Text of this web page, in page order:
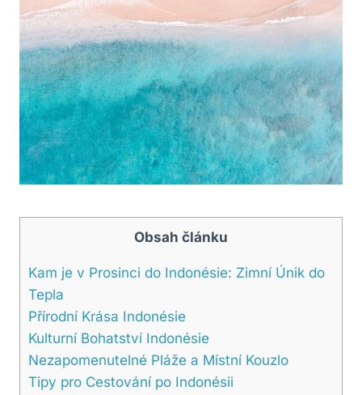
Obsah článku
Kam je v Prosinci do Indonésie: Zimní Únik do
Tepla
Přírodní Krása Indonésie
Kulturní Bohatství Indonésie
Nezapomenutelné Pláže a Místní Kouzlo
Tipy pro Cestování po Indonésii